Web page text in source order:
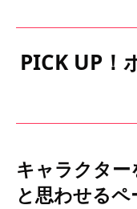
PICK UP！
キャラクター
と思わせるペ